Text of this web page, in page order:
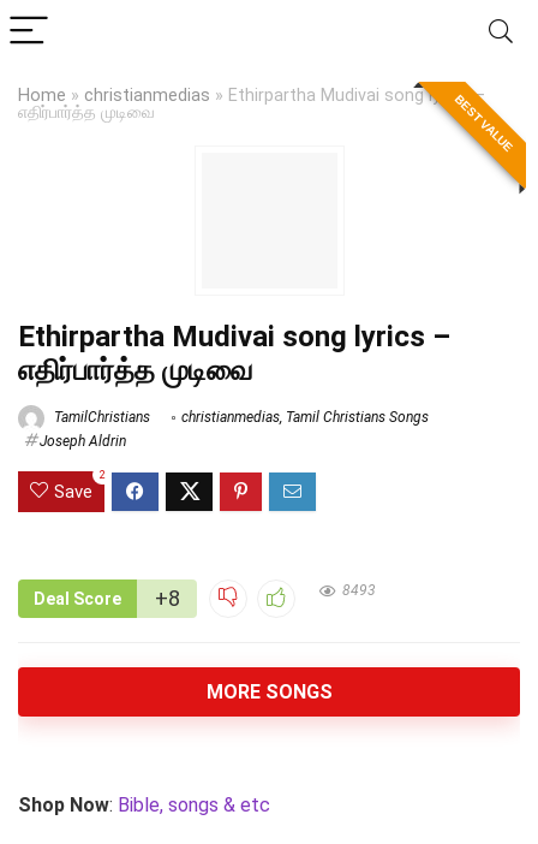
Home » christianmedias » Ethirpartha Mudivai song lyrics –
எதிர்பார்த்த முடிவை
BEST VALUE
Ethirpartha Mudivai song lyrics –
எதிர்பார்த்த முடிவை
TamilChristians christianmedias, Tamil Christians Songs
Joseph Aldrin
Save
2
Deal Score +8 8493
MORE SONGS
Shop Now: Bible, songs & etc